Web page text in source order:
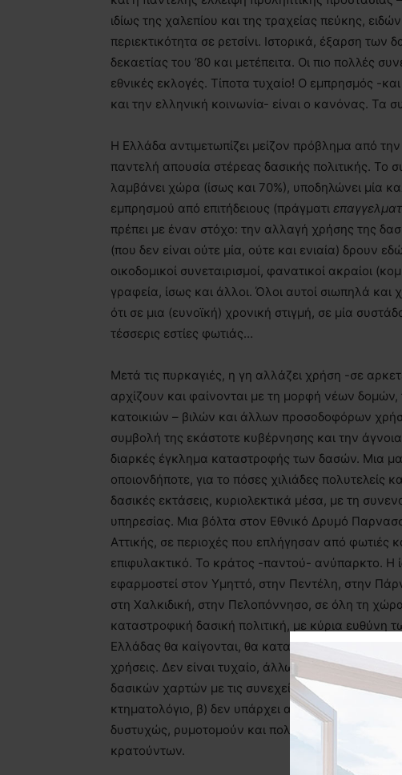
ιδίως της χαλεπίου και της τραχείας πεύκης,
περιεκτικότητα σε ρετσίνι. Ιστορικά, έξαρση
δεκαετίας του ’80 και μετέπειτα. Οι πιο πολλές
εθνικές εκλογές. Τίποτα τυχαίο! Ο εμπρησμός -
και την ελληνική κοινωνία- είναι ο κανόνας. Τα
Η Ελλάδα αντιμετωπίζει μείζον πρόβλημα από
παντελή απουσία στέρεας δασικής πολιτικής. Το
λαμβάνει χώρα (ίσως και 70%), υποδηλώνει μία
εμπρησμού από επιτήδειους (πράγματι
πρέπει με έναν στόχο: την αλλαγή χρήσης της
(που δεν είναι ούτε μία, ούτε και ενιαία) δρουν
οικοδομικοί συνεταιρισμοί, φανατικοί ακραίοι
γραφεία, ίσως και άλλοι. Όλοι αυτοί σιωπηλά
ότι σε μια (ευνοϊκή) χρονική στιγμή, σε μία
τέσσερις εστίες φωτιάς…
Μετά τις πυρκαγιές, η γη αλλάζει χρήση -σε
αρχίζουν και φαίνονται με τη μορφή νέων
κατοικιών – βιλών και άλλων προσοδοφόρων
συμβολή της εκάστοτε κυβέρνησης και την
διαρκές έγκλημα καταστροφής των δασών. Μια
οποιονδήποτε, για το πόσες χιλιάδες πολυτελείς
δασικές εκτάσεις, κυριολεκτικά μέσα, με τη
υπηρεσίας. Μια βόλτα στον Εθνικό Δρυμό
Αττικής, σε περιοχές που επλήγησαν από φωτιές
επιφυλακτικό. Το κράτος -παντού- ανύπαρκτο. Η
εφαρμοστεί στον Υμηττό, στην Πεντέλη, στην
στη Χαλκιδική, στην Πελοπόννησο, σε όλη τη
καταστροφική δασική πολιτική, με κύρια
Ελλάδας θα καίγονται, θα καταπατούνται, θα
χρήσεις. Δεν είναι τυχαίο, άλλωστε, ότι σήμερα
δασικών χαρτών με τις συνεχείς επί δεκαετίες
κτηματολόγιο, β) δεν υπάρχει ακόμη εθνικό
δυστυχώς, ρυμοτομούν και πολεοδομούν και οι
κρατούντων.